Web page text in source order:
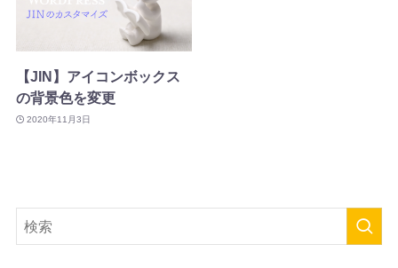
【JIN】アイコンボックス
の背景色を変更
2020年11月3日